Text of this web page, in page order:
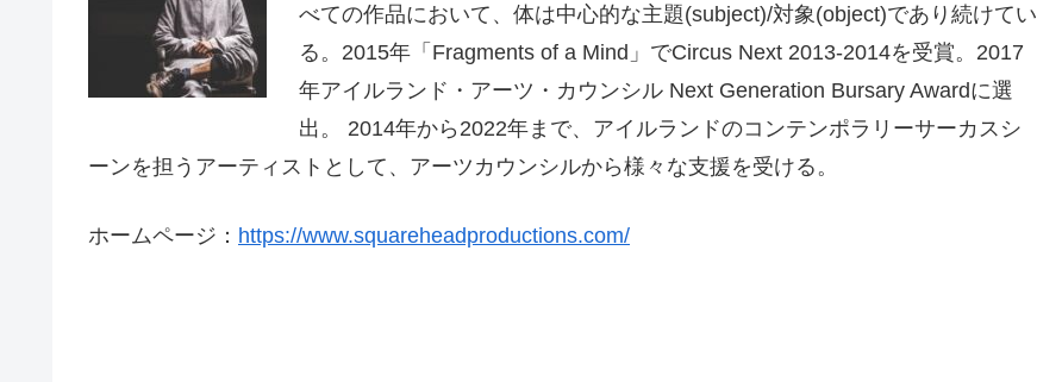
べての作品において、体は中心的な主題(subject)/対象(object)であり続けてい
る。2015年「Fragments of a Mind」でCircus Next 2013-2014を受賞。2017
年アイルランド・アーツ・カウンシル Next Generation Bursary Awardに選
出。 2014年から2022年まで、アイルランドのコンテンポラリーサーカスシ
ーンを担うアーティストとして、アーツカウンシルから様々な支援を受ける。
ホームページ： https://www.squareheadproductions.com/